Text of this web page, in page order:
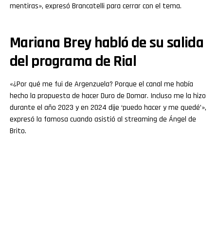
mentiras», expresó Brancatelli para cerrar con el tema.
Mariana Brey habló de su salida
del programa de Rial
«¿Por qué me fui de Argenzuela? Porque el canal me había
hecho la propuesta de hacer Duro de Domar. Incluso me la hizo
durante el año 2023 y en 2024 dije ‘puedo hacer y me quedé’»,
expresó la famosa cuando asistió al streaming de Ángel de
Brito.